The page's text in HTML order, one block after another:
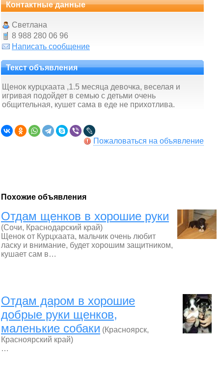
Контактные данные
Cветлана
8 988 280 06 96
Написать сообщение
Текст объявления
Щенок курцхаата ,1.5 месяца девочка, веселая и
игривая подойдет в семью с детьми очень
общительная, кушет сама в еде не прихотлива.
Пожаловаться на объявление
Похожие объявления
Отдам щенков в хорошие руки
(Сочи, Краснодарский край)
Щенок от Курцхаата, мальчик очень любит
ласку и внимание, будет хорошим защитником,
кушает сам в…
Отдам даром в хорошие
добрые руки щенков,
маленькие собаки (Красноярск,
Красноярский край)
…